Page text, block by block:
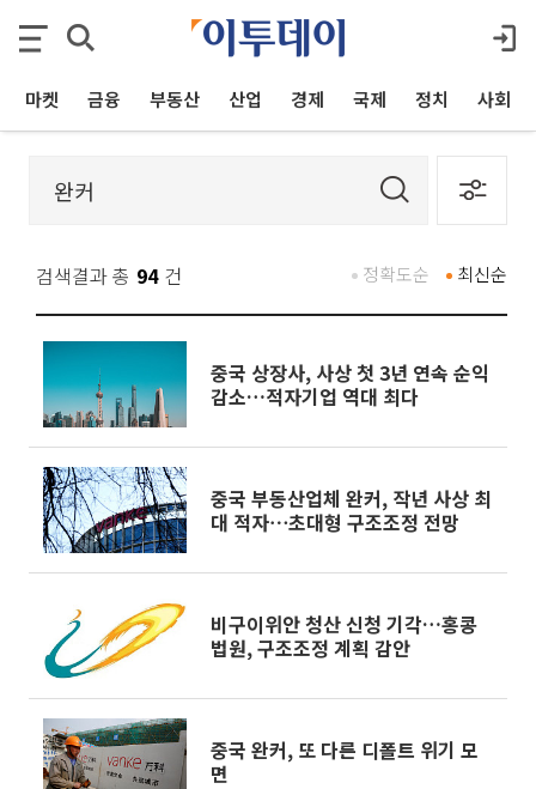
마켓 금융 부동산 산업 경제 국제 정치 사회
검색결과 총 94 건 최신순
정확도순
중국 상장사, 사상 첫 3년 연속 순익
감소…적자기업 역대 최다
중국 부동산업체 완커, 작년 사상 최
대 적자⋯초대형 구조조정 전망
비구이위안 청산 신청 기각…홍콩
법원, 구조조정 계획 감안
중국 완커, 또 다른 디폴트 위기 모
면